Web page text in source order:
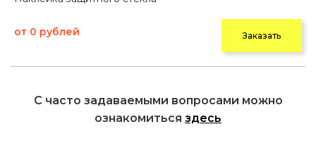
от 0 рублей Заказать
С часто задаваемыми вопросами можно
ознакомиться здесь